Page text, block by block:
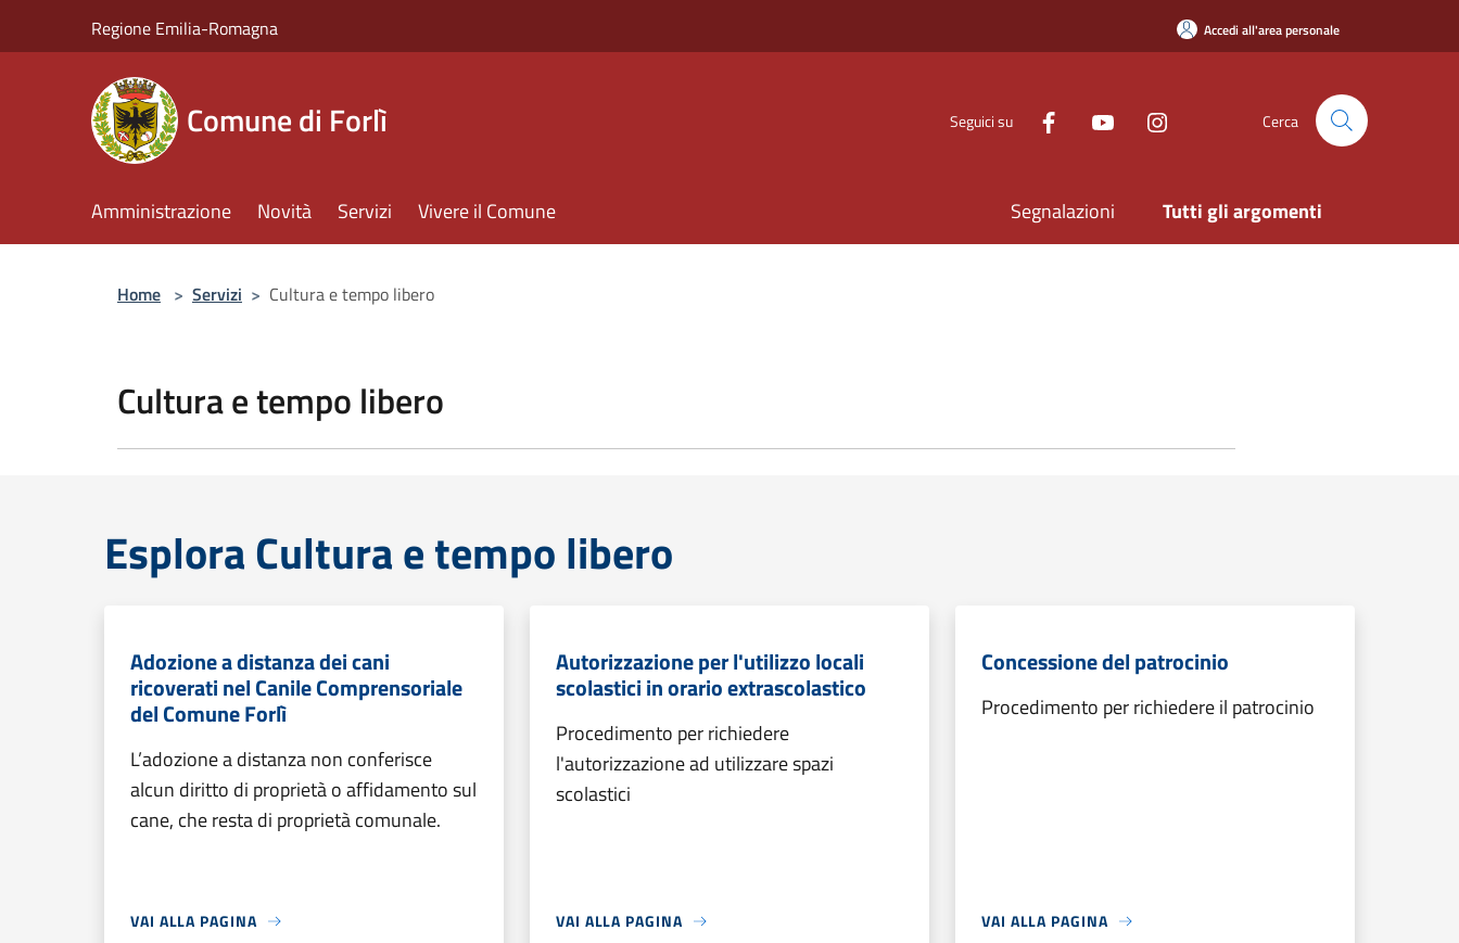
Regione Emilia-Romagna Accedi all'area personale
Comune di Forlì Seguici su Cerca
Amministrazione Novità Servizi Vivere il Comune Segnalazioni Tutti gli argomenti
Home > Servizi > Cultura e tempo libero
Cultura e tempo libero
Esplora Cultura e tempo libero
Adozione a distanza dei cani
ricoverati nel Canile Comprensoriale
del Comune Forlì
L’adozione a distanza non conferisce
alcun diritto di proprietà o affidamento sul
cane, che resta di proprietà comunale.
VAI ALLA PAGINA
Autorizzazione per l'utilizzo locali
scolastici in orario extrascolastico
Procedimento per richiedere
l'autorizzazione ad utilizzare spazi
scolastici
VAI ALLA PAGINA
Concessione del patrocinio
Procedimento per richiedere il patrocinio
VAI ALLA PAGINA